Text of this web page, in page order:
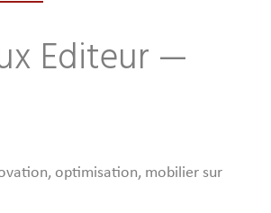
Editeur —
optimisation, mobilier sur